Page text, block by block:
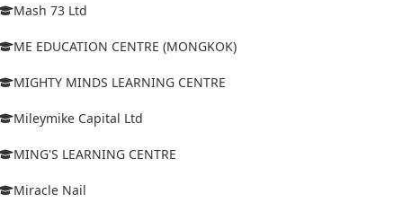
Mash 73 Ltd
ME EDUCATION CENTRE (MONGKOK)
MIGHTY MINDS LEARNING CENTRE
Mileymike Capital Ltd
MING'S LEARNING CENTRE
Miracle Nail